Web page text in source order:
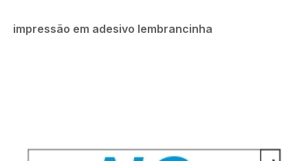
impressão em adesivo lembrancinha